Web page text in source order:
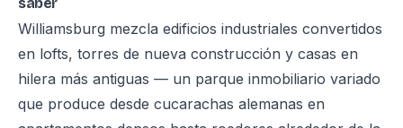
Williamsburg mezcla edificios industriales convertidos
en lofts, torres de nueva construcción y casas en
hilera más antiguas — un parque inmobiliario variado
que produce desde cucarachas alemanas en